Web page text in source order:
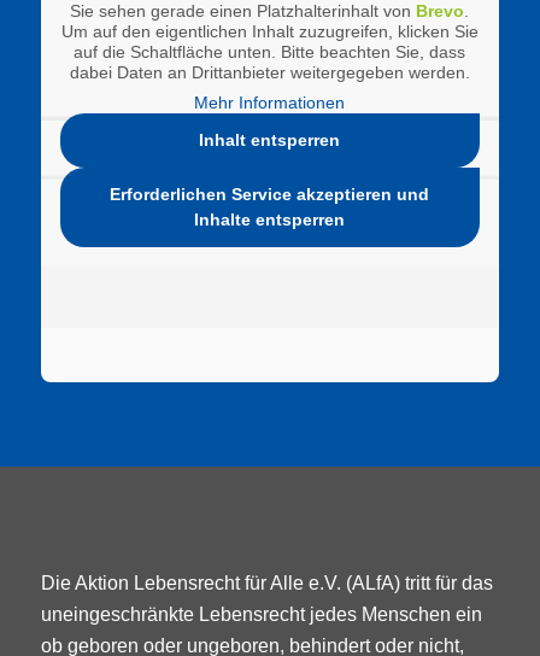
Sie sehen gerade einen Platzhalterinhalt von Brevo
Um auf den eigentlichen Inhalt zuzugreifen, klicken Sie
auf die Schaltfläche unten. Bitte beachten Sie, dass
dabei Daten an Drittanbieter weitergegeben werden.
Mehr Informationen
Inhalt entsperren
Erforderlichen Service akzeptieren und
Inhalte entsperren
Die Aktion Lebensrecht für Alle e.V. (ALfA) tritt für das
uneingeschränkte Lebensrecht jedes Menschen ein
ob geboren oder ungeboren, behindert oder nicht,